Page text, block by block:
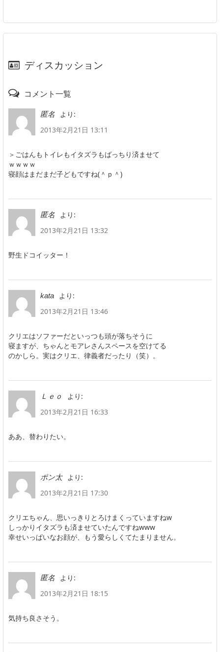
ディスカッション
コメント一覧
匿名
より:
2013年2月21日 13:11
＞ごはんもトイレもイタズラもばっちり済ませて
ｗｗｗｗ
寝顔はまだまだ子どもですね(＾ｐ＾)
匿名
より:
2013年2月21日 13:32
野生ドコイッター！
kata
より:
2013年2月21日 13:46
クリエはソファーだといっつも頭が落ちそうに
寝ますが、ちゃんとモアレさんスペースを空けてる
のかしら。実はクリエ、律義者だったり（笑）。
Ｌｅｏ
より:
2013年2月21日 16:33
ああ、替わりたい。
ポン太
より:
2013年2月21日 17:30
クリエちゃん、思いっきりとろけまくっていますねw
しっかりイタズラも済ませていたんですねwww
幸せいっぱいなお顔が、もう愛らしくてたまりません。
匿名
より:
2013年2月21日 18:15
気持ち良さそう。